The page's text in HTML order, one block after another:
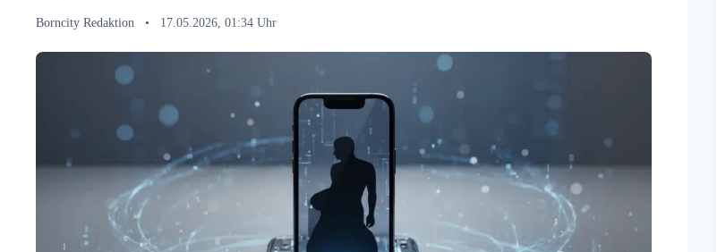
Borncity Redaktion • 17.05.2026, 01:34 Uhr